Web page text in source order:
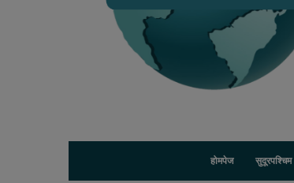
होमपेज सुदूरपश्चिम